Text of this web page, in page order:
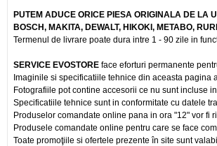
PUTEM ADUCE ORICE PIESA ORIGINALA DE LA
BOSCH, MAKITA, DEWALT, HIKOKI, METABO,
Termenul de livrare poate dura intre 1 - 90 zile in
SERVICE EVOSTORE face eforturi permanente
Imaginile si specificatiile tehnice din aceasta pagina
Fotografiile pot contine accesorii ce nu sunt incluse
Specificatiile tehnice sunt in conformitate cu datele
Produselor comandate online pana in ora "12" vor fi
Produsele comandate online pentru care se face
Toate promoţiile si ofertele prezente în site sunt